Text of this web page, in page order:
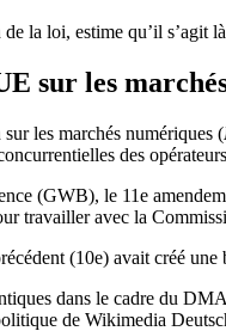
la loi, estime qu’il s’agit
sur les
les marchés numériques (
des
(GWB), le 11e
travailler avec la
(10e) avait créé
dans le cadre du
de Wikimedia